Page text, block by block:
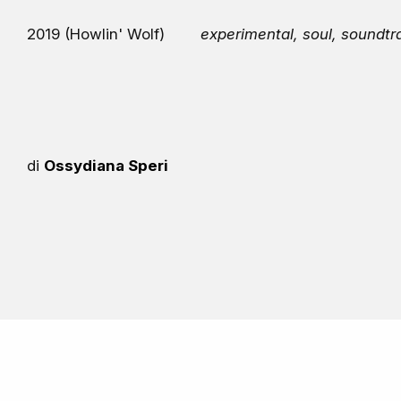
2019 (Howlin' Wolf) experimental, soul,
di Ossydiana Speri